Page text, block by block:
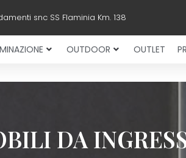
snc SS Flaminia Km. 138
OUTDOOR OUTLET
DA